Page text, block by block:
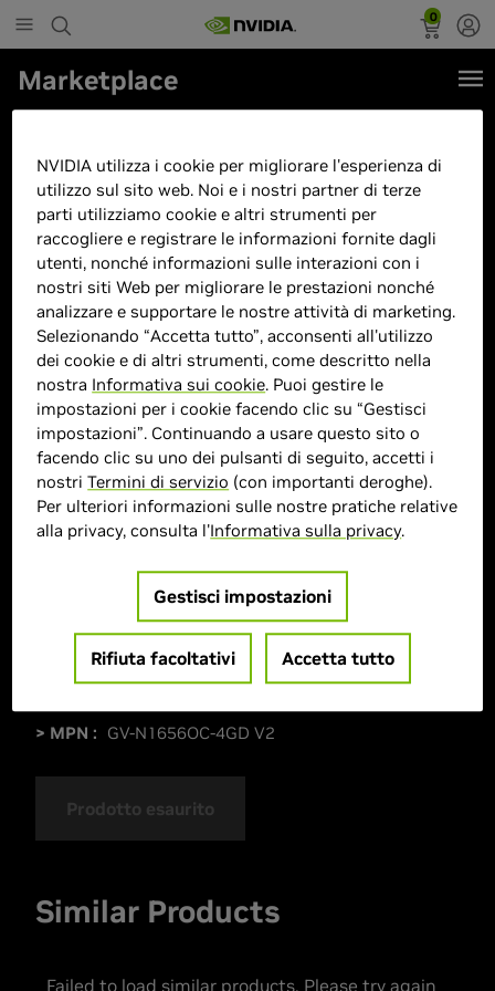
0
Marketplace
OC - Scheda grafica da 4 GB
> GPU : GeForce GTX 1650
> MPN : GV-N1656OC-4GD V2
Prodotto esaurito
Similar Products
Failed to load similar products. Please try again
NVIDIA utilizza i cookie per migliorare l'esperienza di
utilizzo sul sito web. Noi e i nostri partner di terze
parti utilizziamo cookie e altri strumenti per
raccogliere e registrare le informazioni fornite dagli
utenti, nonché informazioni sulle interazioni con i
nostri siti Web per migliorare le prestazioni nonché
analizzare e supportare le nostre attività di marketing.
Selezionando “Accetta tutto”, acconsenti all'utilizzo
dei cookie e di altri strumenti, come descritto nella
nostra Informativa sui cookie. Puoi gestire le
impostazioni per i cookie facendo clic su “Gestisci
impostazioni”. Continuando a usare questo sito o
facendo clic su uno dei pulsanti di seguito, accetti i
nostriTermini di servizio (con importanti deroghe).
Per ulteriori informazioni sulle nostre pratiche relative
alla privacy, consulta l'Informativa sulla privacy.
Gestisci impostazioni
Rifiuta facoltativi Accetta tutto